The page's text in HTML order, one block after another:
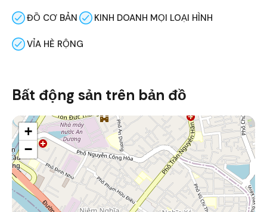
ĐỒ CƠ BẢN KINH DOANH MỌI LOẠI HÌNH
VỈA HÈ RỘNG
Bất động sản trên bản đồ
+
−